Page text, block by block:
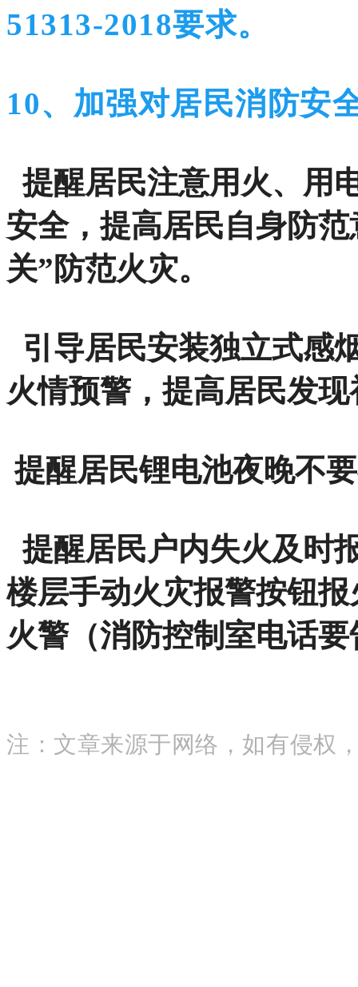
51313-2018要求。
10、加强对居民消防安
提醒居民注意用火、用
安全，提高居民自身防
关”防范火灾。
引导居民安装独立式感
火情预警，提高居民发
提醒居民锂电池夜晚不
提醒居民户内失火及时
楼层手动火灾报警按钮
火警（消防控制室电话
注： 文章来源于网络，如有侵权